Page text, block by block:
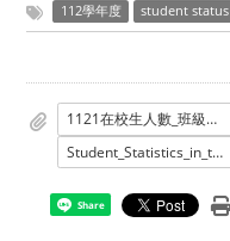
112學年度 student status
1121在校生人數_班級數_境內外統計表_學士班.pdf
Student_Statistics_in_the_semester_of_fall_2023_Undergraduate.pdf
Share